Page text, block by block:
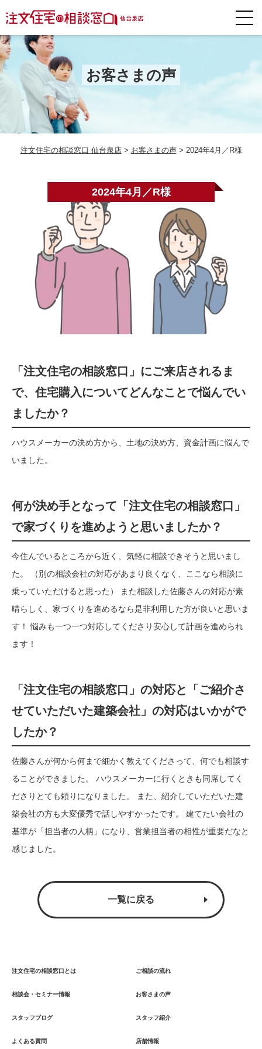
お客さまの声
注文住宅の相談窓口 仙台泉店> お客さまの声> 2024年4月／R様
2024年4月／R様
「注文住宅の相談窓口」にご来店されるま
で、住宅購入についてどんなことで悩んでい
ましたか？
ハウスメーカーの決め方から、土地の決め方、資金計画に悩んで
いました。
何が決め手となって「注文住宅の相談窓口」
で家づくりを進めようと思いましたか？
今住んでいるところから近く、気軽に相談できそうと思いまし
た。 （別の相談会社の対応があまり良くなく、ここなら相談に
乗っていただけると思った） また相談した佐藤さんの対応が素
晴らしく、家づくりを進めるなら是非利用した方が良いと思いま
す！ 悩みも一つ一つ対応してくださり安心して計画を進められ
ます！
「注文住宅の相談窓口」の対応と「ご紹介さ
せていただいた建築会社」の対応はいかがで
したか？
佐藤さんが何から何まで細かく教えてくださって、何でも相談す
ることができました。 ハウスメーカーに行くときも同席してく
ださりとても頼りになりました。 また、紹介していただいた建
築会社の方も大変優秀で話しやすかったです。 建てたい会社の
基準が「担当者の人柄」になり、営業担当者の相性が重要だなと
感じました。
一覧に戻る
注文住宅の相談窓口とは ご相談の流れ
相談会・セミナー情報 お客さまの声
スタッフブログ スタッフ紹介
よくある質問 店舗情報